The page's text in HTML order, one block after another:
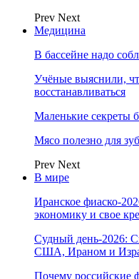
Prev Next
Медицина
В бассейне надо
Учёные выяснили,
восстанавливаться
Маленькие секреты
Мясо полезно для
Prev Next
В мире
Иранское фиаско-
экономику и свое
Судный день-2026:
США, Ираном и
Почему российские